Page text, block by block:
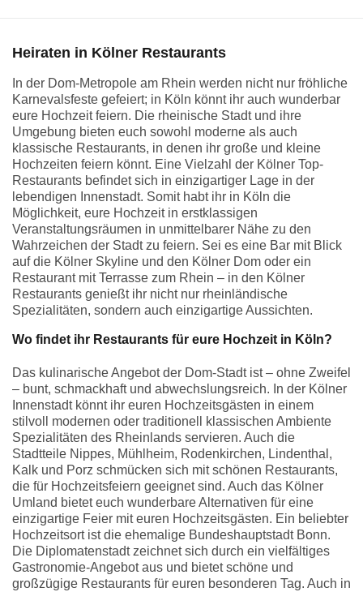
Heiraten in Kölner Restaurants
In der Dom-Metropole am Rhein werden nicht nur fröhliche
Karnevalsfeste gefeiert; in Köln könnt ihr auch wunderbar
eure Hochzeit feiern. Die rheinische Stadt und ihre
Umgebung bieten euch sowohl moderne als auch
klassische Restaurants, in denen ihr große und kleine
Hochzeiten feiern könnt. Eine Vielzahl der Kölner Top-
Restaurants befindet sich in einzigartiger Lage in der
lebendigen Innenstadt. Somit habt ihr in Köln die
Möglichkeit, eure Hochzeit in erstklassigen
Veranstaltungsräumen in unmittelbarer Nähe zu den
Wahrzeichen der Stadt zu feiern. Sei es eine Bar mit Blick
auf die Kölner Skyline und den Kölner Dom oder ein
Restaurant mit Terrasse zum Rhein – in den Kölner
Restaurants genießt ihr nicht nur rheinländische
Spezialitäten, sondern auch einzigartige Aussichten.
Wo findet ihr Restaurants für eure Hochzeit in Köln?
Das kulinarische Angebot der Dom-Stadt ist – ohne Zweifel
– bunt, schmackhaft und abwechslungsreich. In der Kölner
Innenstadt könnt ihr euren Hochzeitsgästen in einem
stilvoll modernen oder traditionell klassischen Ambiente
Spezialitäten des Rheinlands servieren. Auch die
Stadtteile Nippes, Mühlheim, Rodenkirchen, Lindenthal,
Kalk und Porz schmücken sich mit schönen Restaurants,
die für Hochzeitsfeiern geeignet sind. Auch das Kölner
Umland bietet euch wunderbare Alternativen für eine
einzigartige Feier mit euren Hochzeitsgästen. Ein beliebter
Hochzeitsort ist die ehemalige Bundeshauptstadt Bonn.
Die Diplomatenstadt zeichnet sich durch ein vielfältiges
Gastronomie-Angebot aus und bietet schöne und
großzügige Restaurants für euren besonderen Tag. Auch in